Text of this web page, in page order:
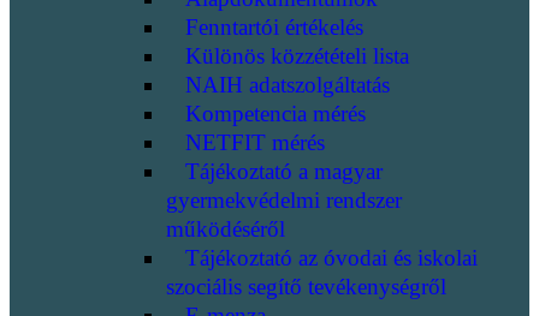
Fenntartói értékelés
Különös közzétételi lista
NAIH adatszolgáltatás
Kompetencia mérés
NETFIT mérés
Tájékoztató a magyar
gyermekvédelmi rendszer
működéséről
Tájékoztató az óvodai és iskolai
szociális segítő tevékenységről